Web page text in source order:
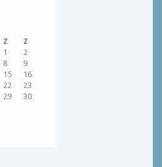
Z Z
1
2
8
9
15
16
22
23
29
30